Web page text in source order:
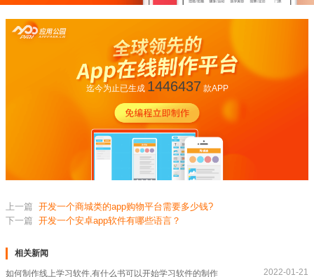
迄今为止已生成 1446437 款APP
上一篇 开发一个商城类的app购物平台需要多少钱?
下一篇 开发一个安卓app软件有哪些语言？
相关新闻
如何制作线上学习软件,有什么书可以开始学习软件的制作 2022-01-21